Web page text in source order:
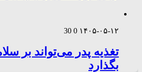
۱۴۰۵-۰۵-۱۲ 0
30
تغذیه پدر می‌تواند بر
بگذارد